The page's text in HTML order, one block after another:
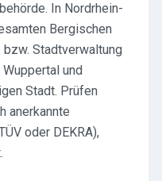
In Nordrhein-
Bergischen
Stadtverwaltung
und
Stadt. Prüfen
anerkannte
oder DEKRA),